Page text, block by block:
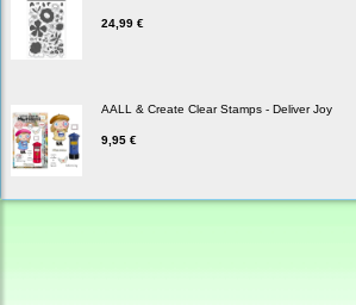
24,99 €
AALL & Create Clear Stamps - Deliver Joy
9,95 €